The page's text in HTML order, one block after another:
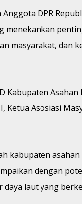
DPR
masyarakat, dan
Ketua Asosiasi
kabupaten
dengan
laut yang